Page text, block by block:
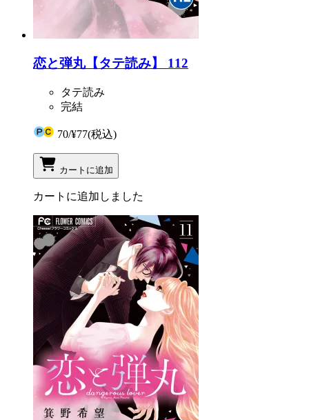
恋と弾丸【タテ読み】 112
タテ読み
完結
70/¥77(税込)
カートに追加
カートに追加しました